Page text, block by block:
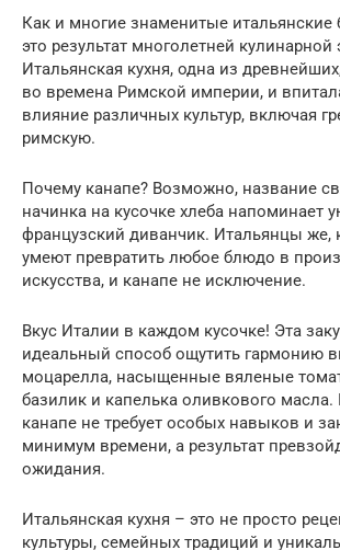
Как и многие знаменитые итальянские
это результат многолетней
Итальянская кухня, одна из
во времена Римской империи, и
влияние различных культур, включая
римскую.
Почему канапе? Возможно, название
начинка на кусочке хлеба напоминает
французский диванчик. Итальянцы же,
умеют превратить любое блюдо в
искусства, и канапе не исключение.
Вкус Италии в каждом кусочке! Эта
идеальный способ ощутить гармонию
моцарелла, насыщенные вяленые
базилик и капелька оливкового масла.
канапе не требует особых навыков и
минимум времени, а результат
ожидания.
Итальянская кухня – это не просто
культуры, семейных традиций и